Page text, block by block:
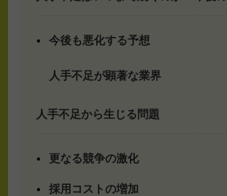
今後も悪化する予想
人手不足が顕著な業界
人手不足から生じる問題
更なる競争の激化
採用コストの増加